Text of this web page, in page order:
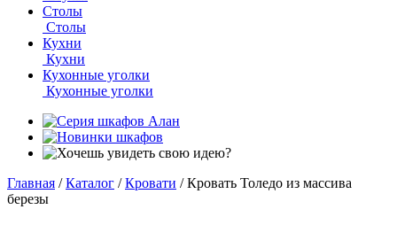
Столы
Столы
Кухни
Кухни
Кухонные уголки
Кухонные уголки
Главная / Каталог / Кровати / Кровать Толедо из массива
березы